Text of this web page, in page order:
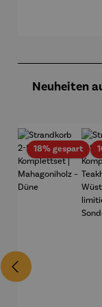
Neuheiten
18% gespart